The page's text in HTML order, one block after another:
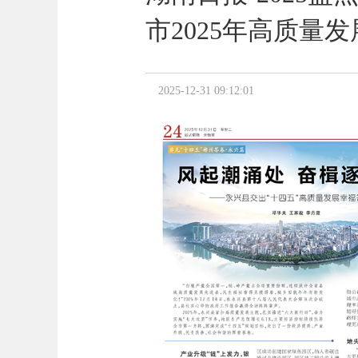
市2025年高质量
2025-12-31 09:12:01